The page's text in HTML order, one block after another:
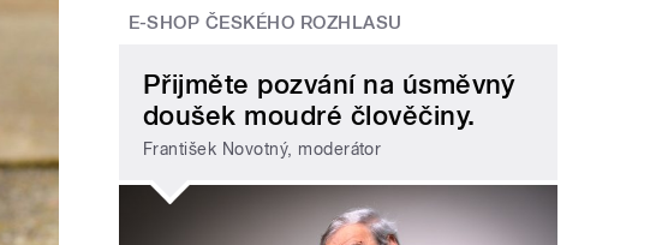
E-SHOP ČESKÉHO ROZHLASU
Přijměte pozvání na úsměvný
doušek moudré člověčiny.
František Novotný, moderátor